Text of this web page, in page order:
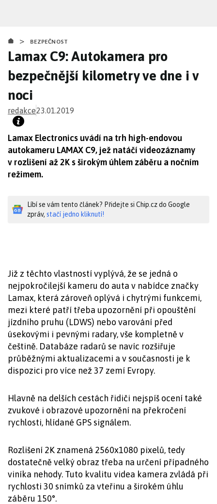
obsahu
> BEZPEČNOST
Lamax C9: Autokamera pro
bezpečnější kilometry ve dne i v
noci
redakce23.01.2019
Lamax Electronics uvádí na trh high-endovou
autokameru LAMAX C9, jež natáčí videozáznamy
v rozlišení až 2K s širokým úhlem záběru a nočním
režimem.
Líbí se vám tento článek? Přidejte si Chip.cz do Google
zpráv, stačí jedno kliknutí!
Již z těchto vlastností vyplývá, že se jedná o
nejpokročilejší kameru do auta v nabídce značky
Lamax, která zároveň oplývá i chytrými funkcemi,
mezi které patří třeba upozornění při opouštění
jízdního pruhu (LDWS) nebo varování před
úsekovými i pevnými radary, vše kompletně v
češtině. Databáze radarů se navíc rozšiřuje
průběžnými aktualizacemi a v současnosti je k
dispozici pro více než 37 zemí Evropy.
Hlavně na delších cestách řidiči nejspíš ocení také
zvukové i obrazové upozornění na překročení
rychlosti, hlídané GPS signálem.
Rozlišení 2K znamená 2560x1080 pixelů, tedy
dostatečně velký obraz třeba na určení případného
viníka nehody. Tuto kvalitu videa kamera zvládá při
rychlosti 30 snímků za vteřinu a širokém úhlu
záběru 150°.